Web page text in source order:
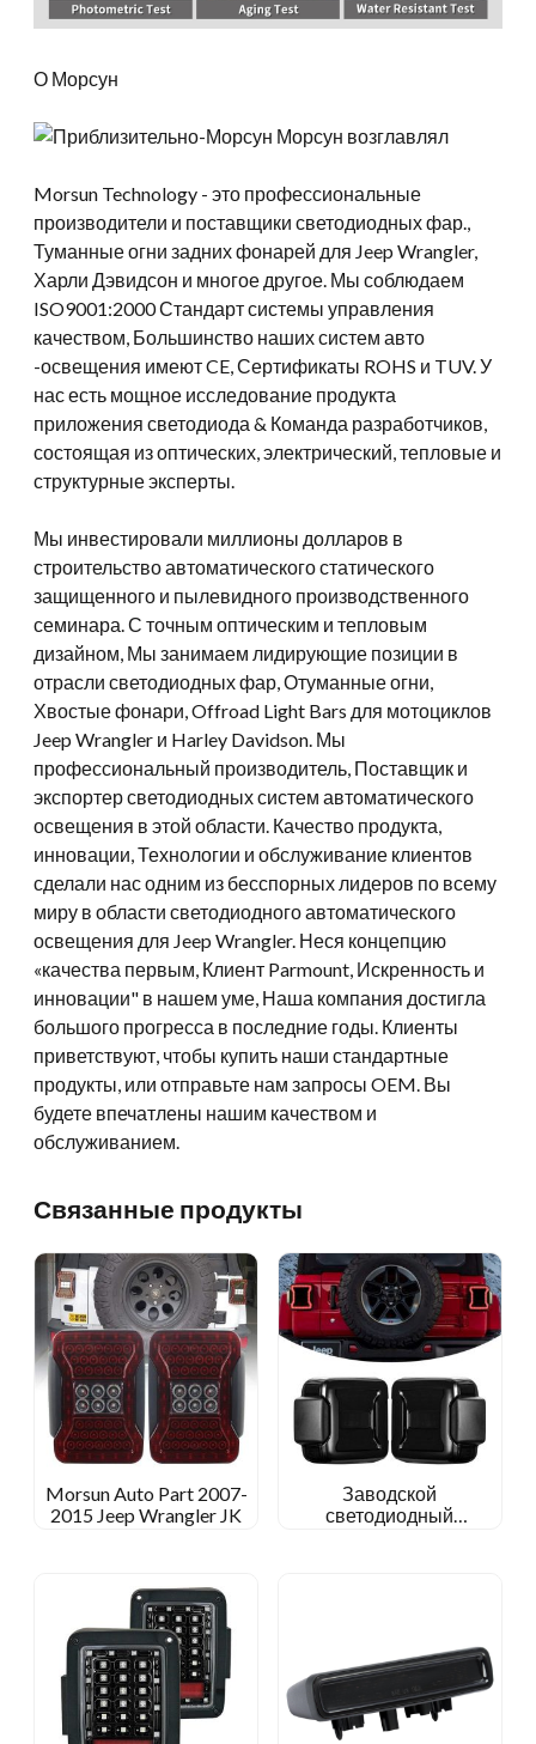
О Морсун
Morsun Technology - это профессиональные
производители и поставщики светодиодных фар.,
Туманные огни задних фонарей для Jeep Wrangler,
Харли Дэвидсон и многое другое. Мы соблюдаем
ISO9001:2000 Стандарт системы управления
качеством, Большинство наших систем авто
-освещения имеют CE, Сертификаты ROHS и TUV. У
нас есть мощное исследование продукта
приложения светодиода & Команда разработчиков,
состоящая из оптических, электрический, тепловые и
структурные эксперты.
Мы инвестировали миллионы долларов в
строительство автоматического статического
защищенного и пылевидного производственного
семинара. С точным оптическим и тепловым
дизайном, Мы занимаем лидирующие позиции в
отрасли светодиодных фар, Отуманные огни,
Хвостые фонари, Offroad Light Bars для мотоциклов
Jeep Wrangler и Harley Davidson. Мы
профессиональный производитель, Поставщик и
экспортер светодиодных систем автоматического
освещения в этой области. Качество продукта,
инновации, Технологии и обслуживание клиентов
сделали нас одним из бесспорных лидеров по всему
миру в области светодиодного автоматического
освещения для Jeep Wrangler. Неся концепцию
«качества первым, Клиент Parmount, Искренность и
инновации" в нашем уме, Наша компания достигла
большого прогресса в последние годы. Клиенты
приветствуют, чтобы купить наши стандартные
продукты, или отправьте нам запросы OEM. Вы
будете впечатлены нашим качеством и
обслуживанием.
Связанные продукты
Morsun Auto Part 2007-
2015 Jeep Wrangler JK
Заводской
светодиодный